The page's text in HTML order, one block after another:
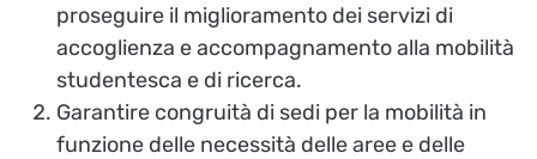
proseguire il miglioramento dei servizi di
accoglienza e accompagnamento alla mobilità
studentesca e di ricerca.
Garantire congruità di sedi per la mobilità in
funzione delle necessità delle aree e delle